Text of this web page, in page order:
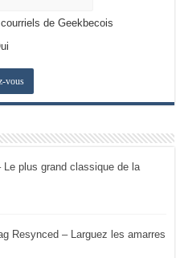
de Geekbecois
plus grand classique de la
Resynced – Larguez les amarres